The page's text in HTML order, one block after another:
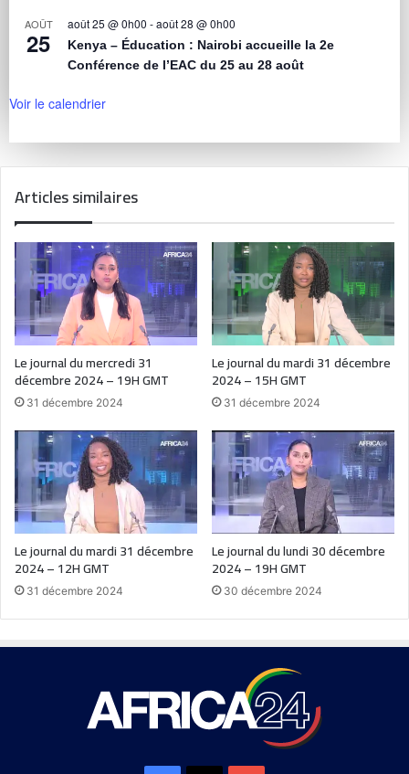
AOÛT
25
août 25 @ 0h00 -août 28 @ 0h00
Kenya – Éducation : Nairobi accueille la 2e
Conférence de l’EAC du 25 au 28 août
Voir le calendrier
Articles similaires
Le journal du mercredi 31
décembre 2024 – 19H GMT
31 décembre 2024
Le journal du mardi 31 décembre
2024 – 15H GMT
31 décembre 2024
Le journal du mardi 31 décembre
2024 – 12H GMT
31 décembre 2024
Le journal du lundi 30 décembre
2024 – 19H GMT
30 décembre 2024